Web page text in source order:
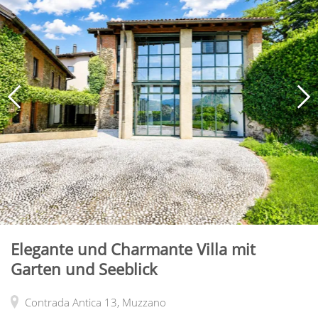
Elegante und Charmante Villa mit
Garten und Seeblick
Contrada Antica 13, Muzzano